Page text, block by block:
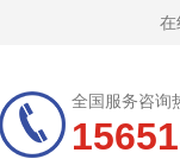
在
全国服务咨询